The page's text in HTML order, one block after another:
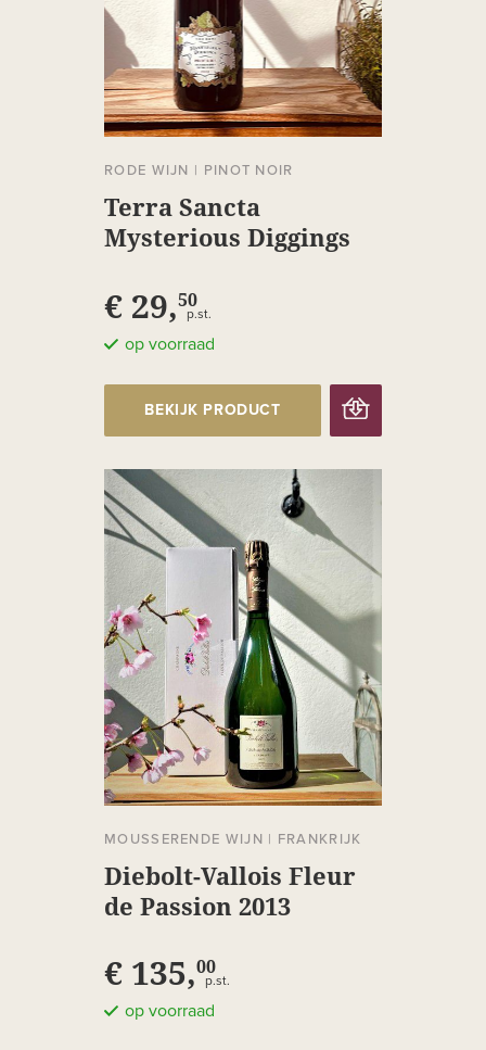
RODE WIJN | PINOT NOIR
Terra Sancta
Mysterious Diggings
€ 29,50
p.st.
op voorraad
BEKIJK PRODUCT
MOUSSERENDE WIJN | FRANKRIJK
Diebolt-Vallois Fleur
de Passion 2013
€ 135,00
p.st.
op voorraad